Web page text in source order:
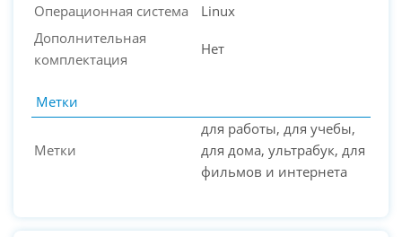
Операционная система
Linux
Дополнительная
комплектация
Нет
Метки
Метки
для работы, для учебы,
для дома, ультрабук, для
фильмов и интернета